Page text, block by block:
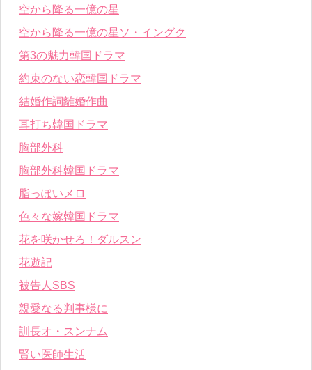
空から降る一億の星
空から降る一億の星ソ・イングク
第3の魅力韓国ドラマ
約束のない恋韓国ドラマ
結婚作詞離婚作曲
耳打ち韓国ドラマ
胸部外科
胸部外科韓国ドラマ
脂っぽいメロ
色々な嫁韓国ドラマ
花を咲かせろ！ダルスン
花遊記
被告人SBS
親愛なる判事様に
訓長オ・スンナム
賢い医師生活